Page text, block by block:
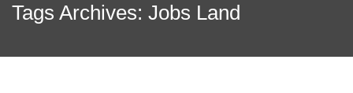
Tags Archives: Jobs Land